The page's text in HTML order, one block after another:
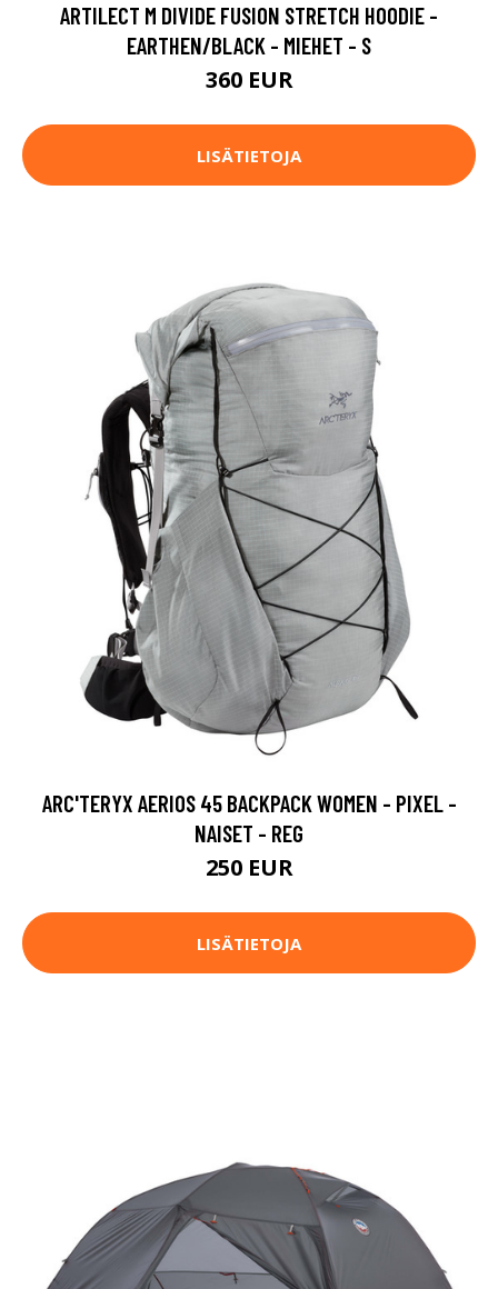
ARTILECT M DIVIDE FUSION STRETCH HOODIE -
EARTHEN/BLACK - MIEHET - S
360 EUR
LISÄTIETOJA
ARC'TERYX AERIOS 45 BACKPACK WOMEN - PIXEL -
NAISET - REG
250 EUR
LISÄTIETOJA